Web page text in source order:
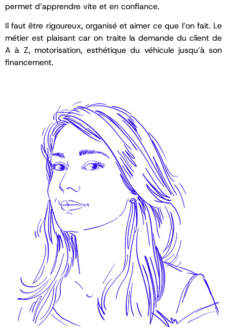
permet d’apprendre vite et en confiance.
Il faut être rigoureux, organisé et aimer ce que l’on fait. Le
métier est plaisant car on traite la demande du client de
A à Z, motorisation, esthétique du véhicule jusqu’à son
financement.